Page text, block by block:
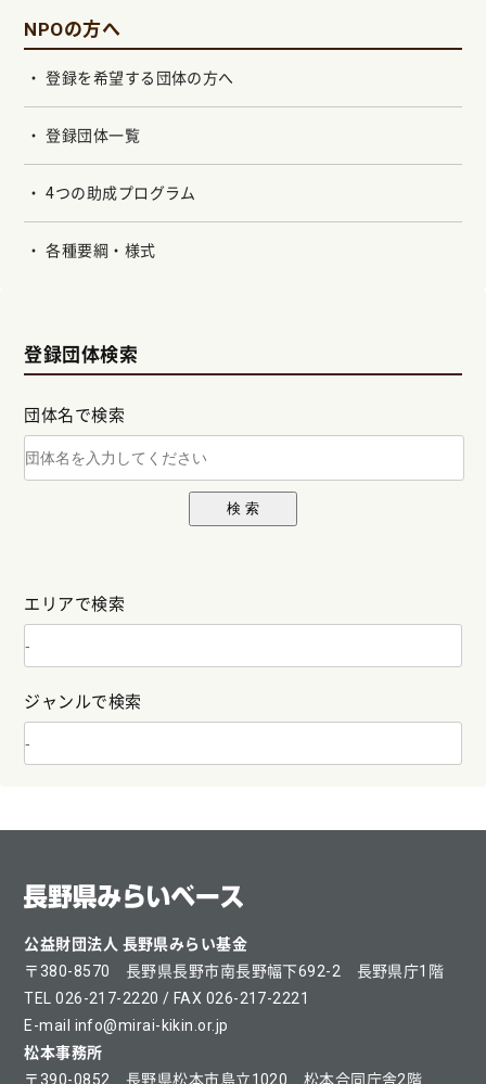
NPOの方へ
登録を希望する団体の方へ
登録団体一覧
4つの助成プログラム
各種要綱・様式
登録団体検索
団体名で検索
検 索
エリアで検索
ジャンルで検索
公益財団法人 長野県みらい基金
〒380-8570 長野県長野市南長野幅下692-2 長野県庁1階
TEL 026-217-2220 / FAX 026-217-2221
E-mail info@mirai-kikin.or.jp
松本事務所
〒390-0852 長野県松本市島立1020 松本合同庁舎2階